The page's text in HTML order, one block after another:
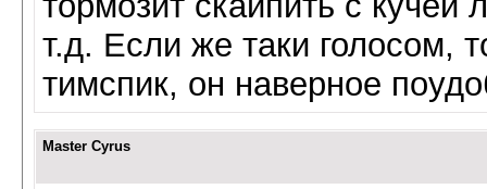
т.д. Если же таки голосом,
тимспик, он наверное
Master Cyrus